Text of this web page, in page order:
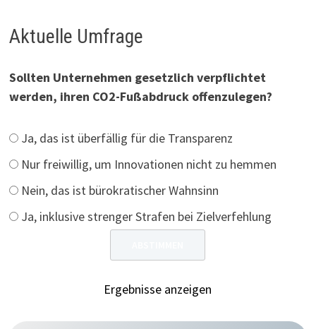
Aktuelle Umfrage
Sollten Unternehmen gesetzlich verpflichtet
werden, ihren CO2-Fußabdruck offenzulegen?
Ja, das ist überfällig für die Transparenz
Nur freiwillig, um Innovationen nicht zu hemmen
Nein, das ist bürokratischer Wahnsinn
Ja, inklusive strenger Strafen bei Zielverfehlung
Ergebnisse anzeigen